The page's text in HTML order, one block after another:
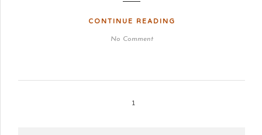
CONTINUE READING
No Comment
1